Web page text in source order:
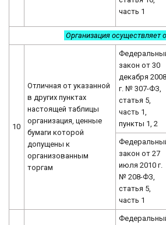
часть 1
Организация осуществляет
10
Отличная от указанной
в других пунктах
настоящей таблицы
организация, ценные
бумаги которой
допущены к
организованным
торгам
закон от 30
декабря 2008
г. № 307-ФЗ,
статья 5,
часть 1,
пункты 1, 2
закон от 27
июля 2010 г.
№ 208-ФЗ,
статья 5,
часть 1